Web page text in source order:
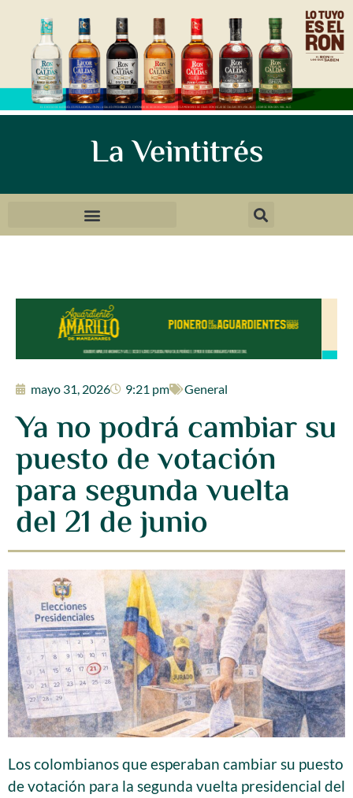
La Veintitrés
mayo 31, 2026 9:21 pm General
Ya no podrá cambiar su
puesto de votación
para segunda vuelta
del 21 de junio
Los colombianos que esperaban cambiar su puesto
de votación para la segunda vuelta presidencial del